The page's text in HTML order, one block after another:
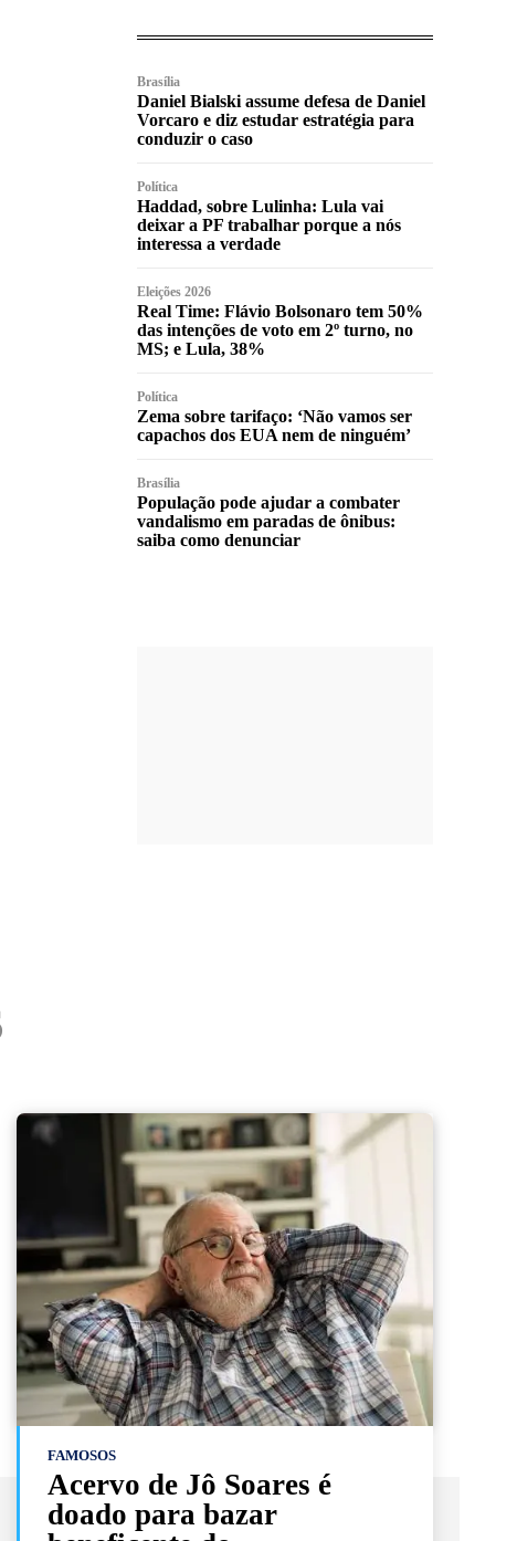
Brasília
Daniel Bialski assume defesa de Daniel
Vorcaro e diz estudar estratégia para
conduzir o caso
Política
Haddad, sobre Lulinha: Lula vai
deixar a PF trabalhar porque a nós
interessa a verdade
Eleições 2026
Real Time: Flávio Bolsonaro tem 50%
das intenções de voto em 2º turno, no
MS; e Lula, 38%
Política
Zema sobre tarifaço: ‘Não vamos ser
capachos dos EUA nem de ninguém’
Brasília
População pode ajudar a combater
vandalismo em paradas de ônibus:
saiba como denunciar
FAMOSOS
Acervo de Jô Soares é
doado para bazar